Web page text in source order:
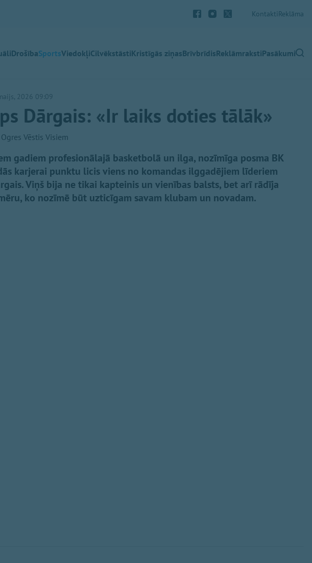
KontaktiReklāma
DrošībaSportsViedokļiCilvēkstāstiKristīgās ziņasBrīvbrīdisReklāmrakstiPasākumi
2026 09:09
Dārgais: «Ir laiks doties tālāk»
Vēstis Visiem
gadiem profesionālajā basketbolā un ilga, nozīmīga posma BK
karjerai punktu licis viens no komandas ilggadējiem līderiem
Viņš bija ne tikai kapteinis un vienības balsts, bet arī rādīja
ko nozīmē būt uzticīgam savam klubam un novadam.